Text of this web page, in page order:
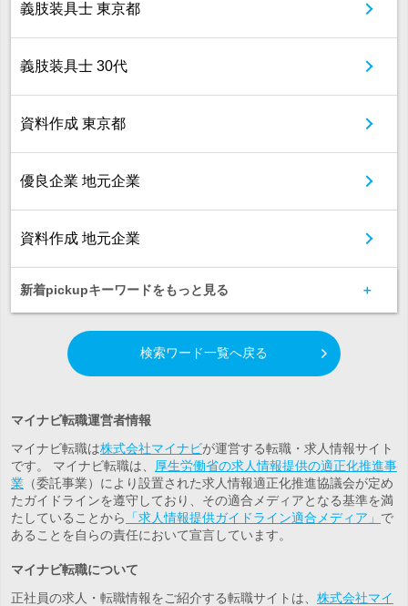
義肢装具士 東京都
義肢装具士 30代
資料作成 東京都
優良企業 地元企業
資料作成 地元企業
新着pickupキーワードをもっと見る
検索ワード一覧へ戻る
マイナビ転職運営者情報
マイナビ転職は株式会社マイナビが運営する転職・求人情報サイト
です。 マイナビ転職は、
厚生労働省の求人情報提供の適正化推進事
業 （委託事業）により設置された求人情報適正化推進協議会が定め
たガイドラインを遵守しており、その適合メディアとなる基準を満
たしていることから
「求人情報提供ガイドライン適合メディア」 で
あることを自らの責任において宣言しています。
マイナビ転職について
正社員の求人・転職情報をご紹介する転職サイトは、 株式会社マイ